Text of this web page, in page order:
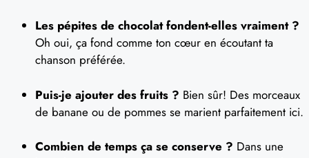
Les pépites de chocolat fondent-elles vraiment ?
Oh oui, ça fond comme ton cœur en écoutant ta
chanson préférée.
Puis-je ajouter des fruits ? Bien sûr! Des morceaux
de banane ou de pommes se marient parfaitement ici.
Combien de temps ça se conserve ? Dans une